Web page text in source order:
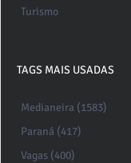
Turismo
TAGS MAIS USADAS
Medianeira (1583)
Paraná (417)
Vagas (400)